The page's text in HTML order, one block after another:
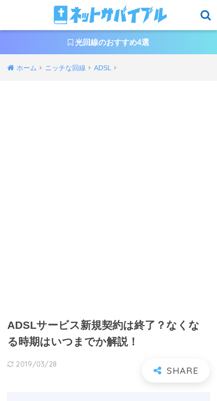
光回線のおすすめ4選
ホーム ニッチな回線 ADSL
ADSLサービス新規契約は終了？なくな
る時期はいつまでか解説！
2019/03/28